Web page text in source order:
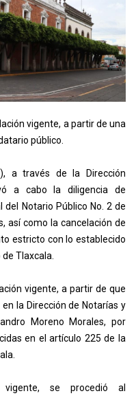
vigente, a partir de una
público.
a través de la Dirección
a cabo la diligencia de
Notario Público No. 2 de
así como la cancelación de
estricto con lo establecido
Tlaxcala.
vigente, a partir de que
la Dirección de Notarías y
Moreno Morales, por
en el artículo 225 de la
se procedió al